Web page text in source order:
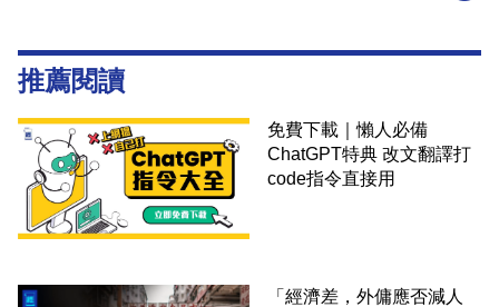
推薦閱讀
免費下載｜懶人必備
ChatGPT特典 改文翻譯打
code指令直接用
「經濟差，外傭應否減人